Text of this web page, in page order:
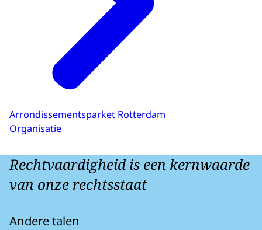
Arrondissementsparket Rotterdam
Organisatie
Rechtvaardigheid is een kernwaarde
van onze rechtsstaat
Andere talen